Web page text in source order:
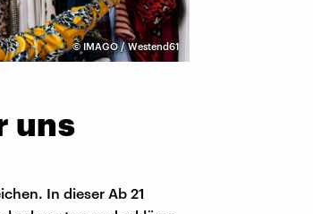
© IMAGO / Westend61
uns
In dieser Ab 21